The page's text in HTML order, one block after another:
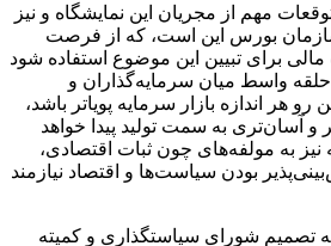
مهم از مجریان این نمایشگاه و نیز
بورس این است، که از فرصت
برای تبیین این موضوع استفاده شود
واسط میان سرمایه‌گذاران و
رو هر اندازه بازار سرمایه پویاتر باشد،
و آسان‌تری به سمت تولید پیدا خواهد
نیز به مولفه‌های چون ثبات اقتصادی،
بودن سیاست‌ها و اقتصاد نیازمند
تصمیم شورای سیاستگذاری و کمیته